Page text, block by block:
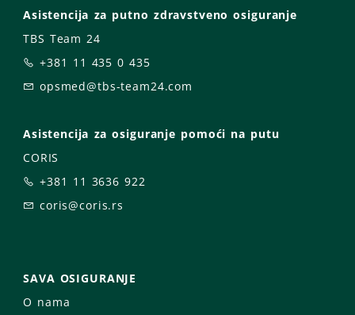
Asistencija za putno zdravstveno osiguranje
TBS Team 24
+381 11 435 0 435
opsmed@tbs-team24.com
Asistencija za osiguranje pomoći na putu
CORIS
+381 11 3636 922
coris@coris.rs
SAVA OSIGURANJE
O nama